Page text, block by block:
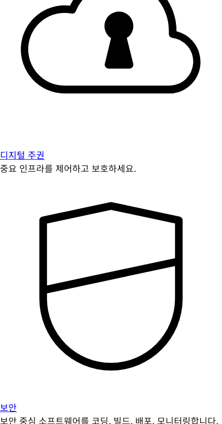
디지털 주권
중요 인프라를 제어하고 보호하세요.
보안
보안 중심 소프트웨어를 코딩, 빌드, 배포, 모니터링합니다.